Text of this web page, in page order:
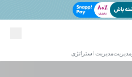
مدیریتمدیریت استراتژی